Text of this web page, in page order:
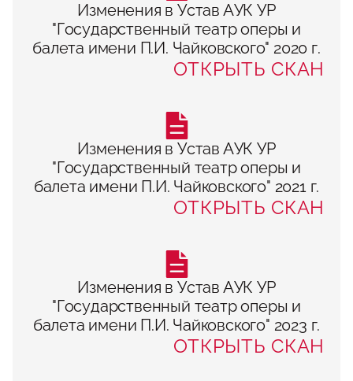
Изменения в Устав АУК УР
"Государственный театр оперы и
балета имени П.И. Чайковского" 2020 г.
ОТКРЫТЬ СКАН
Изменения в Устав АУК УР
"Государственный театр оперы и
балета имени П.И. Чайковского" 2021 г.
ОТКРЫТЬ СКАН
Изменения в Устав АУК УР
"Государственный театр оперы и
балета имени П.И. Чайковского" 2023 г.
ОТКРЫТЬ СКАН